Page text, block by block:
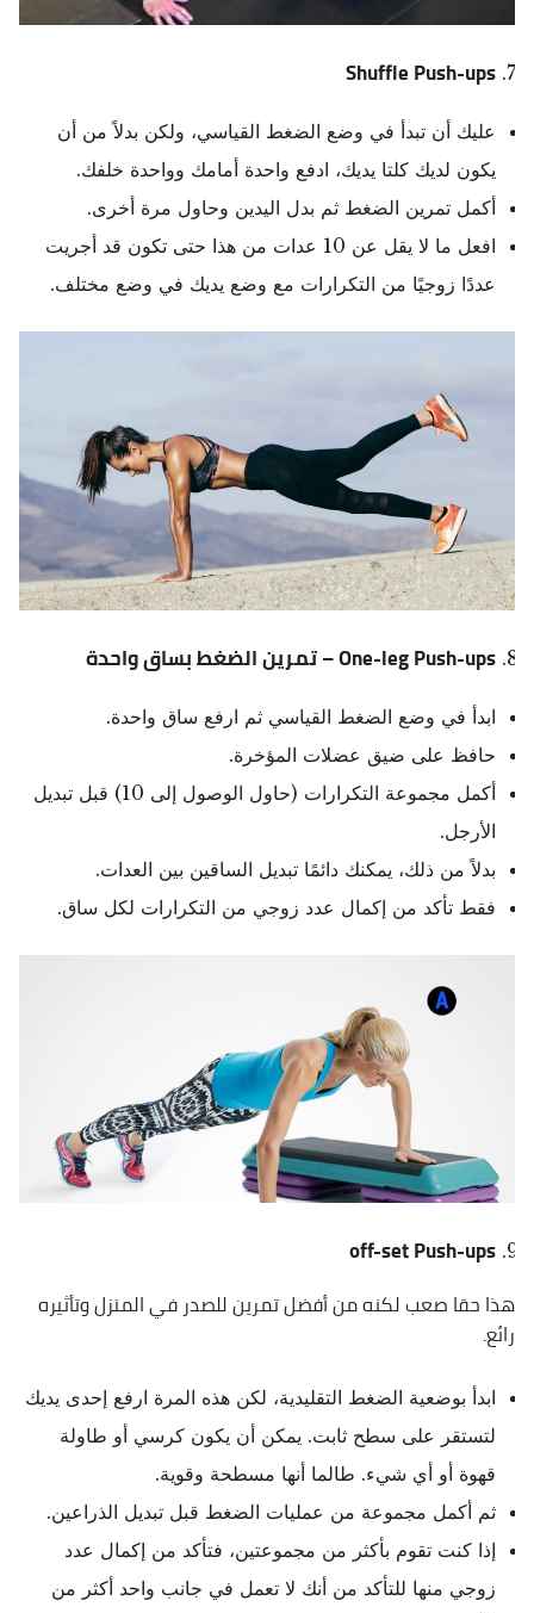
Shuffle Push-ups
عليك أن تبدأ في وضع الضغط القياسي، ولكن بدلاً من أن
يكون لديك كلتا يديك، ادفع واحدة أمامك وواحدة خلفك.
أكمل تمرين الضغط ثم بدل اليدين وحاول مرة أخرى.
افعل ما لا يقل عن 10 عدات من هذا حتى تكون قد أجريت
عددًا زوجيًا من التكرارات مع وضع يديك في وضع مختلف.
One-leg Push-ups – تمرين الضغط بساق واحدة
ابدأ في وضع الضغط القياسي ثم ارفع ساق واحدة.
حافظ على ضيق عضلات المؤخرة.
أكمل مجموعة التكرارات (حاول الوصول إلى 10) قبل تبديل
الأرجل.
بدلاً من ذلك، يمكنك دائمًا تبديل الساقين بين العدات.
فقط تأكد من إكمال عدد زوجي من التكرارات لكل ساق.
off-set Push-ups
هذا حقا صعب لكنه من أفضل تمرين للصدر في المنزل وتأثيره
رائع.
ابدأ بوضعية الضغط التقليدية، لكن هذه المرة ارفع إحدى يديك
لتستقر على سطح ثابت. يمكن أن يكون كرسي أو طاولة
قهوة أو أي شيء. طالما أنها مسطحة وقوية.
ثم أكمل مجموعة من عمليات الضغط قبل تبديل الذراعين.
إذا كنت تقوم بأكثر من مجموعتين، فتأكد من إكمال عدد
زوجي منها للتأكد من أنك لا تعمل في جانب واحد أكثر من